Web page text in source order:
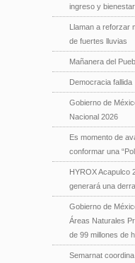
ingreso y
Llaman a reforzar
de fuertes lluvias
Mañanera del
Democracia fallida
Gobierno de
Nacional 2026
Es momento de
conformar una
HYROX Acapulco
generará una
Gobierno de
Áreas Naturales
de 99 millones de
Semarnat